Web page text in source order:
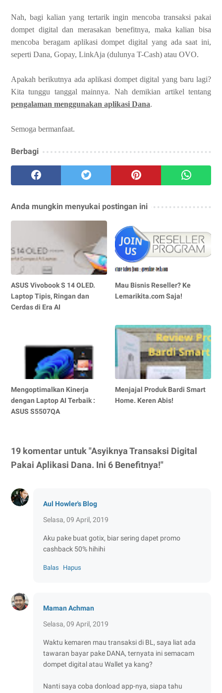
Nah, bagi kalian yang tertarik ingin mencoba transaksi pakai
dompet digital dan merasakan benefitnya, maka kalian bisa
mencoba beragam aplikasi dompet digital yang ada saat ini,
seperti Dana, Gopay, LinkAja (dulunya T-Cash) atau OVO.
Apakah berikutnya ada aplikasi dompet digital yang baru lagi?
Kita tunggu tanggal mainnya. Nah demikian artikel tentang
pengalaman menggunakan aplikasi Dana.
Semoga bermanfaat.
Berbagi
Anda mungkin menyukai postingan ini
ASUS Vivobook S 14 OLED.
Laptop Tipis, Ringan dan
Cerdas di Era AI
Mau Bisnis Reseller? Ke
Lemarikita.com Saja!
Mengoptimalkan Kinerja
dengan Laptop AI Terbaik :
ASUS S5507QA
Menjajal Produk Bardi Smart
Home. Keren Abis!
19 komentar untuk "Asyiknya Transaksi Digital
Pakai Aplikasi Dana. Ini 6 Benefitnya!"
Aul Howler's Blog
Selasa, 09 April, 2019
Aku pake buat gotix, biar sering dapet promo
cashback 50% hihihi
Balas Hapus
Maman Achman
Selasa, 09 April, 2019
Waktu kemaren mau transaksi di BL, saya liat ada
tawaran bayar pake DANA, ternyata ini semacam
dompet digital atau Wallet ya kang?
Nanti saya coba donload app-nya, siapa tahu